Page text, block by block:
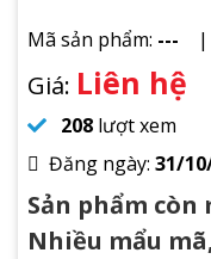
Mã sản phẩm: ---
Giá: Liên hệ
208 lượt xem
Đăng ngày: 31/
Sản phẩm còn
Nhiều mẩu